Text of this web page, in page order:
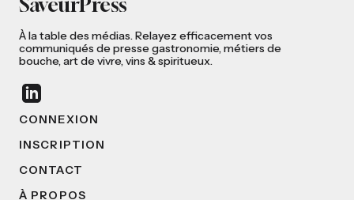
À la table des médias. Relayez efficacement vos
communiqués de presse gastronomie, métiers de
bouche, art de vivre, vins & spiritueux.
CONNEXION
INSCRIPTION
CONTACT
À PROPOS